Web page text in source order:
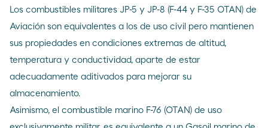
Los combustibles militares JP-5 y JP-8 (F-44 y F-35 OTAN) de
Aviación son equivalentes a los de uso civil pero mantienen
sus propiedades en condiciones extremas de altitud,
temperatura y conductividad, aparte de estar
adecuadamente aditivados para mejorar su
almacenamiento.
Asimismo, el combustible marino F-76 (OTAN) de uso